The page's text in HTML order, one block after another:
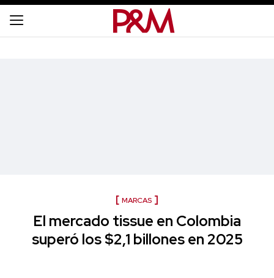
MARCAS
El mercado tissue en Colombia
superó los $2,1 billones en 2025